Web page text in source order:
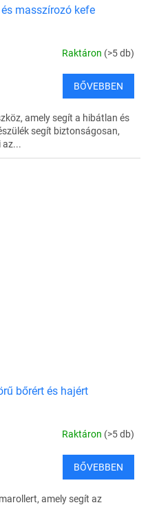
masszírozó kefe
Raktáron (>5 db)
BŐVEBBEN
amely segít a hibátlan és
segít biztonságosan,
az...
bőrért és hajért
Raktáron (>5 db)
BŐVEBBEN
amely segít az